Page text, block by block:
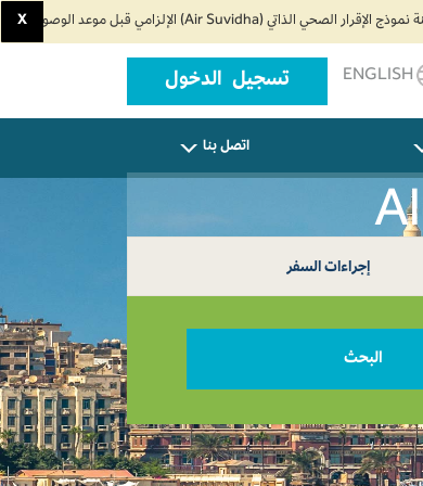
X
تسجيل الدخول
اتصل بنا
إجراءات السفر
البحث